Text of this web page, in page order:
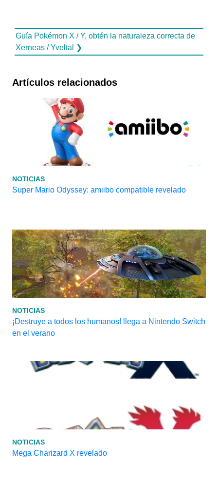
Guía Pokémon X / Y, obtén la naturaleza correcta de
Xerneas / Yveltal ❯
Artículos relacionados
NOTICIAS
Super Mario Odyssey: amiibo compatible revelado
NOTICIAS
¡Destruye a todos los humanos! llega a Nintendo Switch
en el verano
NOTICIAS
Mega Charizard X revelado